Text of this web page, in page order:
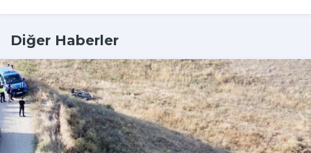
Diğer Haberler